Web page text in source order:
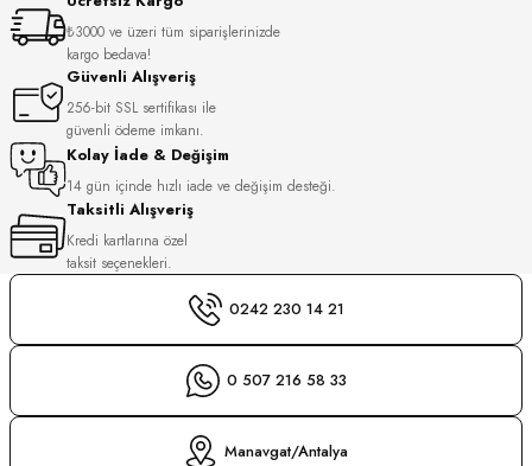
₺3000 ve üzeri tüm siparişlerinizde
kargo bedava!
Güvenli Alışveriş
256-bit SSL sertifikası ile
güvenli ödeme imkanı.
Kolay İade & Değişim
14 gün içinde hızlı iade ve değişim desteği.
Taksitli Alışveriş
Kredi kartlarına özel
taksit seçenekleri.
0242 230 14 21
0 507 216 58 33
Manavgat/Antalya